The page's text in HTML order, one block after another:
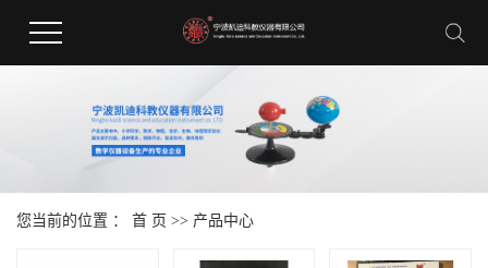
您当前的位置 ： 首 页 >> 产品中心